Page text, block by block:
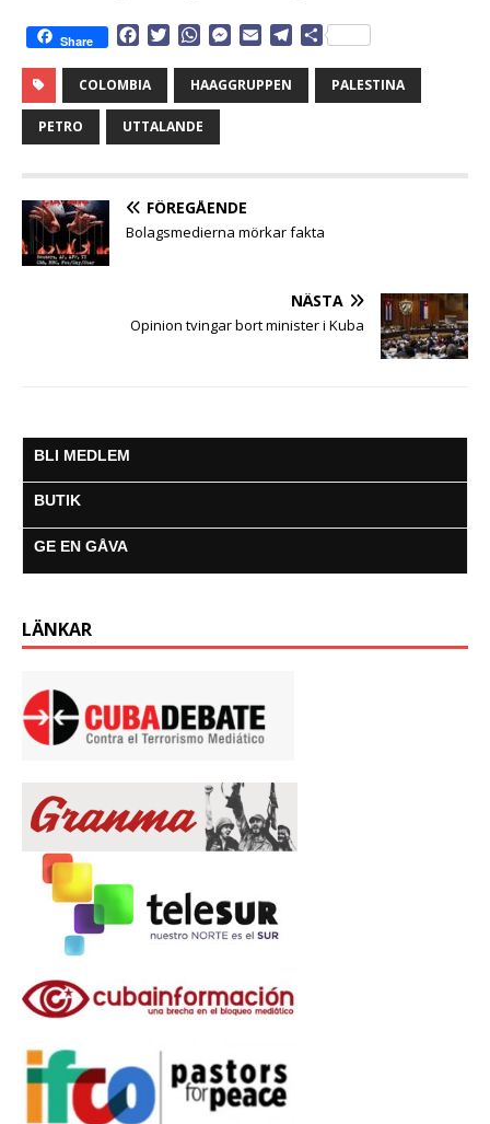
Share
c
e
b
o
T
t
t
e
W
a
t
s
A
M
s
s
r
a
i
T
e
D
a
COLOMBIA HAAGGRUPPEN PALESTINA
PETRO UTTALANDE
FÖREGÅENDE
Bolagsmedierna mörkar fakta
NÄSTA
Opinion tvingar bort minister i Kuba
BLI MEDLEM
BUTIK
GE EN GÅVA
LÄNKAR